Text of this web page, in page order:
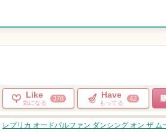
Like
気になる
378 Have
もってる
42
シ
レプリカ オードパルファン ダンシング オン ザ ム